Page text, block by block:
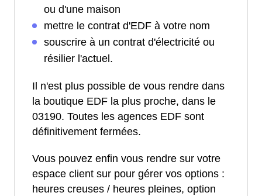
ou d'une maison
mettre le contrat d'EDF à votre nom
souscrire à un contrat d'électricité ou
résilier l'actuel.
Il n'est plus possible de vous rendre dans
la boutique EDF la plus proche, dans le
03190. Toutes les agences EDF sont
définitivement fermées.
Vous pouvez enfin vous rendre sur votre
espace client sur pour gérer vos options :
heures creuses / heures pleines, option